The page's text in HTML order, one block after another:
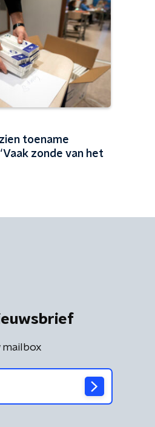
toename
zonde van het
mailbox